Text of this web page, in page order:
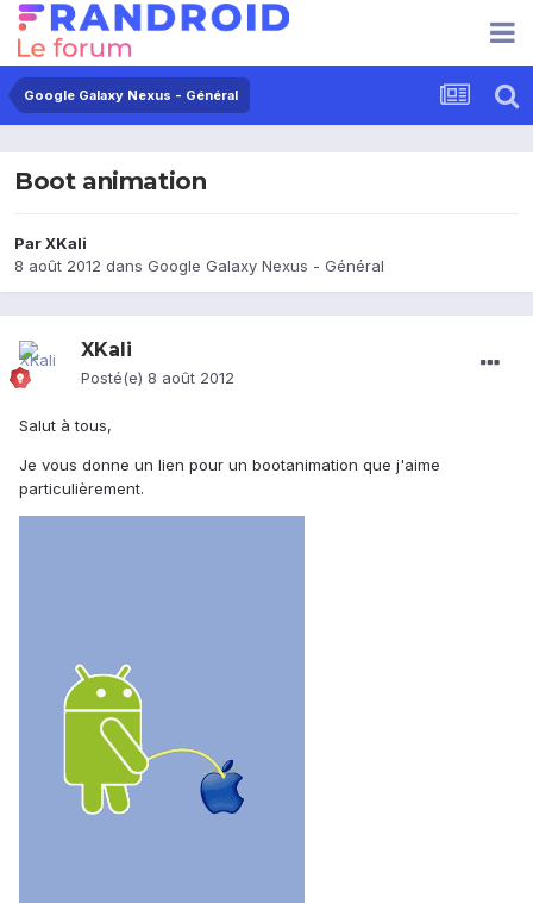
Google Galaxy Nexus - Général
Boot animation
ParXKali
8 août 2012 dans Google Galaxy Nexus - Général
XKali
Posté(e) 8 août 2012
Salut à tous,
Je vous donne un lien pour un bootanimation que j'aime
particulièrement.